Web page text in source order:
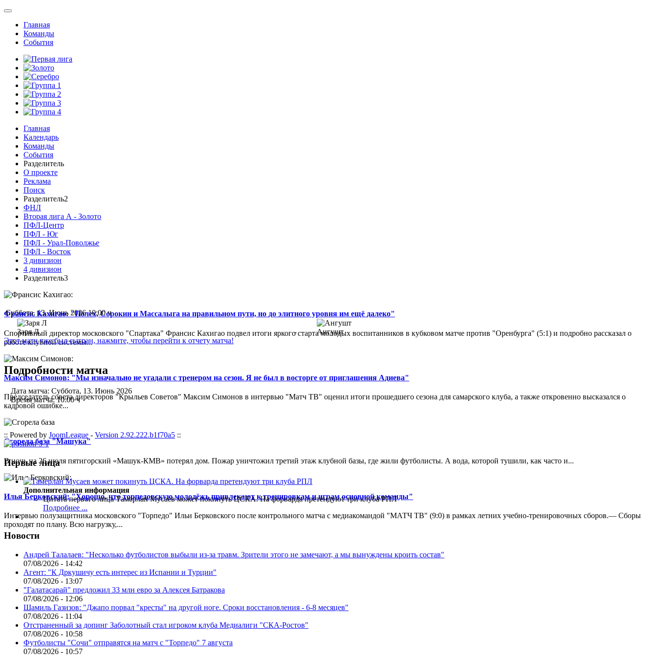
Главная
Команды
События
Главная
Календарь
Команды
События
Разделитель
О проекте
Реклама
Поиск
Разделитель2
ФНЛ
Вторая лига А - Золото
ПФЛ-Центр
ПФЛ - Юг
ПФЛ - Урал-Поволжье
ПФЛ - Восток
3 дивизион
4 дивизион
Разделитель3
Франсис Кахигао: "Полех, Сорокин и Массалыга на правильном пути, но до элитного уровня им ещё далеко"
Спортивный директор московского "Спартака" Франсис Кахигао подвел итоги яркого старта молодых воспитанников в кубковом матче против "Оренбурга" (5:1) и подробно рассказал о
работе клубной системы...
Максим Симонов: "Мы изначально не угадали с тренером на сезон. Я не был в восторге от приглашения Адиева"
Председатель совета директоров "Крыльев Советов" Максим Симонов в интервью "Матч ТВ" оценил итоги прошедшего сезона для самарского клуба, а также откровенно высказался о
кадровой ошибке...
Сгорела база "Машука"
В ночь на 26 июля пятигорский «Машук-КМВ» потерял дом. Пожар уничтожил третий этаж клубной базы, где жили футболисты. А вода, которой тушили, как часто и...
Илья Берковский: "Хорошо, что торпедовскую молодёжь привлекают к тренировкам и играм основной команды"
Интервью полузащитника московского "Торпедо" Ильи Берковского после контрольного матча с медиакомандой "МАТЧ ТВ" (9:0) в рамках летних учебно-тренировочных сборов.— Сборы
проходят по плану. Всю нагрузку,...
Суббота, 13. Июнь 2026 10:00 ч
Заря Л -
Ангушт
Этот матч уже был сыгран, нажмите, чтобы перейти к отчету матча!
Подробности матча
Дата матча: Суббота, 13. Июнь 2026
Время матча: 10:00 ч
:: Powered by JoomLeague - Version 2.92.222.b1f70a5 ::
Первые лица
Дополнительная информация
Цитата первого лица Тамерлан Мусаев может покинуть ЦСКА. На форварда претендуют три клуба РПЛ
Подробнее ...
Новости
Андрей Талалаев: "Несколько футболистов выбыли из-за травм. Зрители этого не замечают, а мы вынуждены кроить состав"
07/08/2026 - 14:42
Агент: "К Дркушичу есть интерес из Испании и Турции"
07/08/2026 - 13:07
"Галатасарай" предложил 33 млн евро за Алексея Батракова
07/08/2026 - 12:06
Шамиль Газизов: "Джапо порвал "кресты" на другой ноге. Сроки восстановления - 6-8 месяцев"
07/08/2026 - 11:04
Отстраненный за допинг Заболотный стал игроком клуба Медиалиги "СКА-Ростов"
07/08/2026 - 10:58
Футболисты "Сочи" отправятся на матч с "Торпедо" 7 августа
07/08/2026 - 10:57